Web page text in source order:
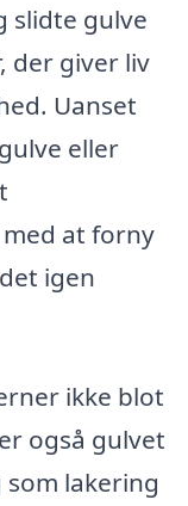
slidte gulve
der giver liv
Uanset
eller
at forny
igen
ikke blot
også gulvet
lakering